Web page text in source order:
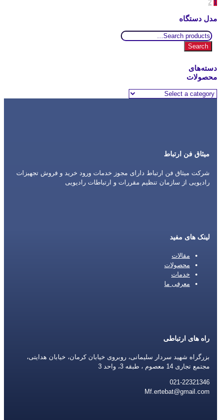
1
2
مدل دستگاه
Search
for:
Search
دسته‌های
محصولات
میثاق فن ارتباط
شرکت میثاق فن ارتباط دارای مجوز خدمات ورود خرید و فروش تجهیزات
رادیویی از سازمان تنظیم مقررات و ارتباطات رادیویی
لینک های مفید
مقالات
محصولات
خدمات
معرفی ما
راه های ارتباطی
بزرگراه شهید سردار سلیمانی، روبروی خیابان کرمان، خیابان هدایتی،
مجتمع تجاری 14 معصوم ، طبقه 3، واحد 3
021-22321346
Mf.ertebat@gmail.com